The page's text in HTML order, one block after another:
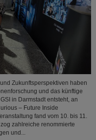
Zukunftsperspektiven haben
und das künftige
in Darmstadt entsteht, an
– Future Inside
fand vom 10. bis 11.
zahlreiche renommierte
und...